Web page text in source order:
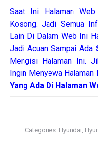
Saat Ini Halaman Web
Kosong. Jadi Semua
Lain Di Dalam Web Ini
Jadi Acuan Sampai Ada
Mengisi Halaman Ini.
Ingin Menyewa Halaman
Yang Ada Di Halaman
Categories: Hyundai,